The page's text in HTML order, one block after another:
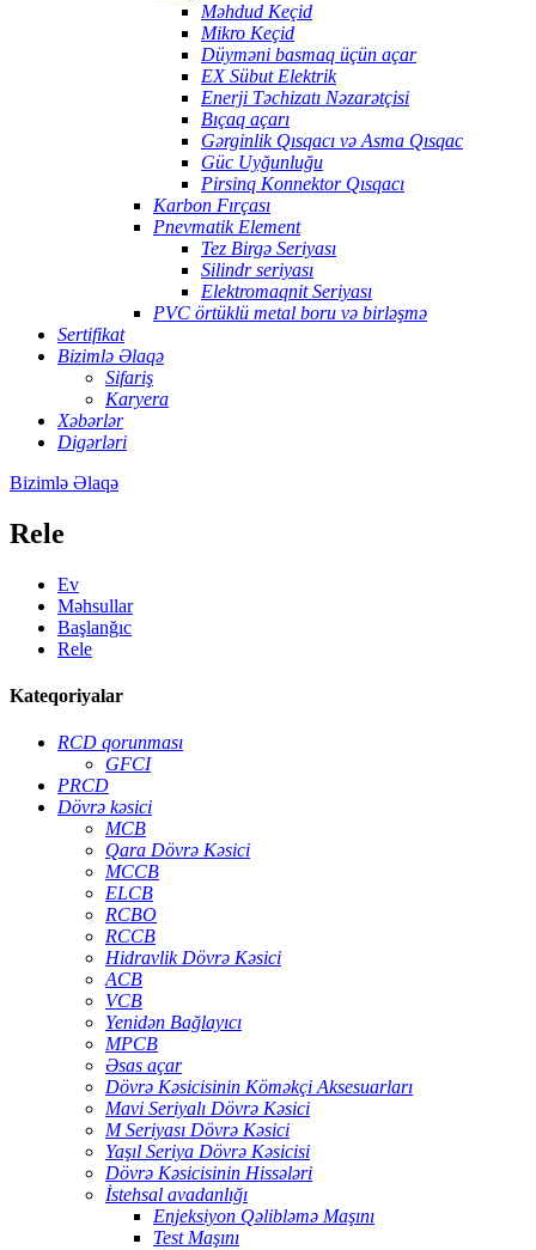
Məhdud Keçid
Mikro Keçid
Düyməni basmaq üçün açar
EX Sübut Elektrik
Enerji Təchizatı Nəzarətçisi
Bıçaq açarı
Gərginlik Qısqacı və Asma Qısqac
Güc Uyğunluğu
Pirsinq Konnektor Qısqacı
Karbon Fırçası
Pnevmatik Element
Tez Birgə Seriyası
Silindr seriyası
Elektromaqnit Seriyası
PVC örtüklü metal boru və birləşmə
Sertifikat
Bizimlə Əlaqə
Sifariş
Karyera
Xəbərlər
Digərləri
Bizimlə Əlaqə
Rele
Ev
Məhsullar
Başlanğıc
Rele
Kateqoriyalar
RCD qorunması
GFCI
PRCD
Dövrə kəsici
MCB
Qara Dövrə Kəsici
MCCB
ELCB
RCBO
RCCB
Hidravlik Dövrə Kəsici
ACB
VCB
Yenidən Bağlayıcı
MPCB
Əsas açar
Dövrə Kəsicisinin Köməkçi Aksesuarları
Mavi Seriyalı Dövrə Kəsici
M Seriyası Dövrə Kəsici
Yaşıl Seriya Dövrə Kəsicisi
Dövrə Kəsicisinin Hissələri
İstehsal avadanlığı
Enjeksiyon Qəlibləmə Maşını
Test Maşını